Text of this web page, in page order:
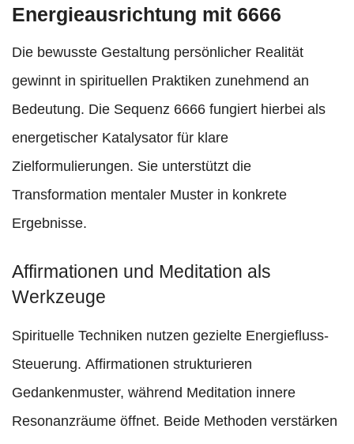
Energieausrichtung mit 6666
Die bewusste Gestaltung persönlicher Realität
gewinnt in spirituellen Praktiken zunehmend an
Bedeutung. Die Sequenz 6666 fungiert hierbei als
energetischer Katalysator für klare
Zielformulierungen. Sie unterstützt die
Transformation mentaler Muster in konkrete
Ergebnisse.
Affirmationen und Meditation als
Werkzeuge
Spirituelle Techniken nutzen gezielte Energiefluss-
Steuerung. Affirmationen strukturieren
Gedankenmuster, während Meditation innere
Resonanzräume öffnet. Beide Methoden verstärken